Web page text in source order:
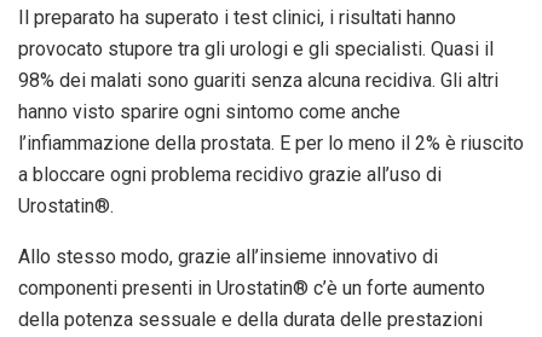
Il preparato ha superato i test clinici, i risultati hanno
provocato stupore tra gli urologi e gli specialisti. Quasi il
98% dei malati sono guariti senza alcuna recidiva. Gli altri
hanno visto sparire ogni sintomo come anche
l’infiammazione della prostata. E per lo meno il 2% è riuscito
a bloccare ogni problema recidivo grazie all’uso di
Urostatin®.
Allo stesso modo, grazie all’insieme innovativo di
componenti presenti in Urostatin® c’è un forte aumento
della potenza sessuale e della durata delle prestazioni